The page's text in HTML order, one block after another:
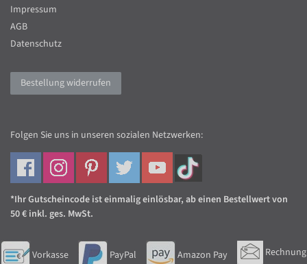
Impressum
AGB
Datenschutz
Bestellung widerrufen
Folgen Sie uns in unseren sozialen Netzwerken:
*Ihr Gutscheincode ist einmalig einlösbar, ab einen Bestellwert von
50 € inkl. ges. MwSt.
Vorkasse PayPal Amazon Pay Rechnung